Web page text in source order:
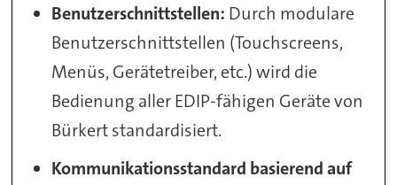
Benutzerschnittstellen: Durch modulare
Benutzerschnittstellen (Touchscreens,
Menüs, Gerätetreiber, etc.) wird die
Bedienung aller EDIP-fähigen Geräte von
Bürkert standardisiert.
Kommunikationsstandard basierend auf